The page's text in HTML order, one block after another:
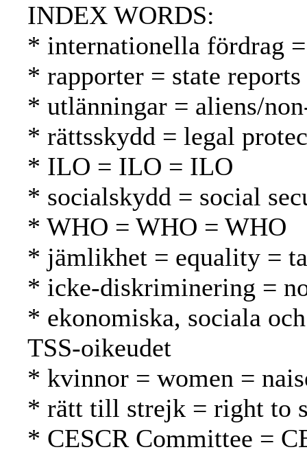
INDEX WORDS:
* internationella fördrag
* rapporter = state
* utlänningar = aliens/
* rättsskydd = legal
* ILO = ILO = ILO
* socialskydd = social
* WHO = WHO = WHO
* jämlikhet = equality =
* icke-diskriminering =
* ekonomiska, sociala
TSS-oikeudet
* kvinnor = women =
* rätt till strejk = right to
* CESCR Committee =